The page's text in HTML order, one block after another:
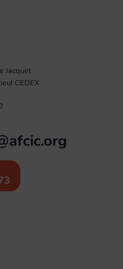
Jacquet
CEDEX